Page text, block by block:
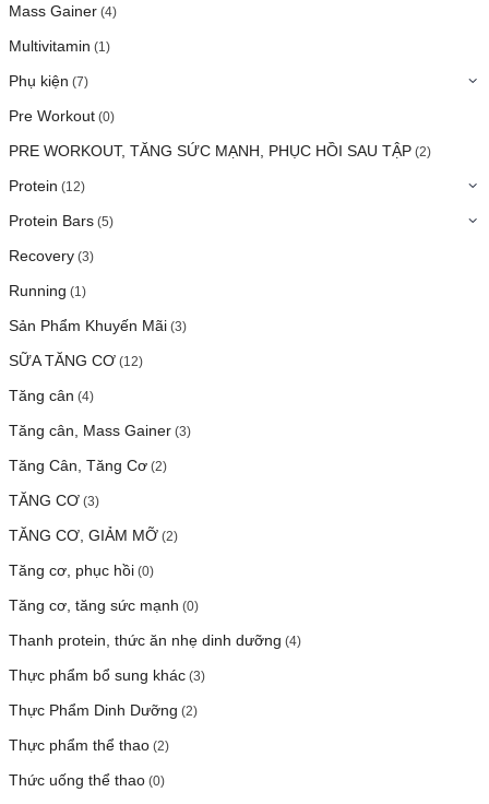
Mass Gainer (4)
Multivitamin (1)
Phụ kiện (7)
Pre Workout (0)
PRE WORKOUT, TĂNG SỨC MẠNH, PHỤC HỒI SAU TẬP (2)
Protein (12)
Protein Bars (5)
Recovery (3)
Running (1)
Sản Phẩm Khuyến Mãi (3)
SỮA TĂNG CƠ (12)
Tăng cân (4)
Tăng cân, Mass Gainer (3)
Tăng Cân, Tăng Cơ (2)
TĂNG CƠ (3)
TĂNG CƠ, GIẢM MỠ (2)
Tăng cơ, phục hồi (0)
Tăng cơ, tăng sức mạnh (0)
Thanh protein, thức ăn nhẹ dinh dưỡng (4)
Thực phẩm bổ sung khác (3)
Thực Phẩm Dinh Dưỡng (2)
Thực phẩm thể thao (2)
Thức uống thể thao (0)